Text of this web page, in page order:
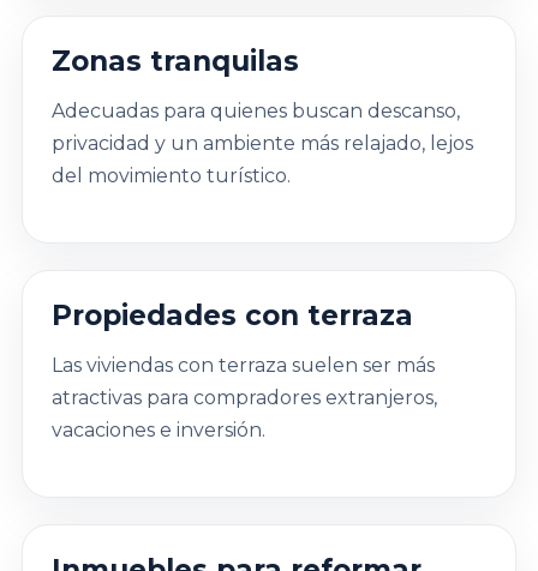
Zonas tranquilas
Adecuadas para quienes buscan descanso,
privacidad y un ambiente más relajado, lejos
del movimiento turístico.
Propiedades con terraza
Las viviendas con terraza suelen ser más
atractivas para compradores extranjeros,
vacaciones e inversión.